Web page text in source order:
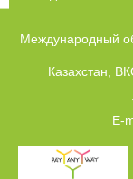
Международный
Казахстан,
E-